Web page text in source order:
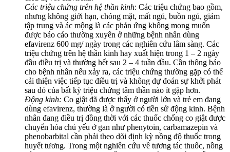
Các triệu chứng trên hệ thần kinh: Các triệu chứng bao gồm,
nhưng không giới hạn, chóng mặt, mất ngủ, buồn ngủ, giảm
tập trung và ác mộng là các phản ứng không mong muốn
được báo cáo thường xuyên ở những bệnh nhân dùng
efavirenz 600 mg/ ngày trong các nghiên cứu lâm sàng. Các
triệu chứng trên hệ thần kinh hay xuất hiện trong 1 – 2 ngày
đầu điều trị và thường hết sau 2 – 4 tuần đầu. Cần thông báo
cho bệnh nhân nếu xảy ra, các triệu chứng thường gặp có thể
cải thiện việc tiếp tục điều trị và không dự đoán sự khởi phát
sau đó của bất kỳ triệu chứng tâm thần nào ít gặp hơn.
Động kinh: Co giật đã được thấy ở người lớn và trẻ em đang
dùng efavirenz, thường là ở người có tiền sử động kinh. Bệnh
nhân đang điều trị đồng thời với các thuốc chống co giật được
chuyển hóa chủ yếu ở gan như phenytoin, carbamazepin và
phenobarbital cần phải theo dõi định kỳ nồng độ thuốc trong
huyết tương. Trong một nghiên cứu về tương tác thuốc, nồng